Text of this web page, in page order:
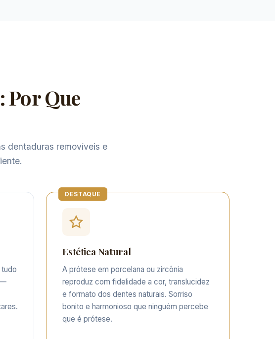
: Por Que
dentaduras removíveis e
—
Estética Natural
A prótese em porcelana ou zircônia
reproduz com fidelidade a cor, translucidez
e formato dos dentes naturais. Sorriso
bonito e harmonioso que ninguém percebe
que é prótese.